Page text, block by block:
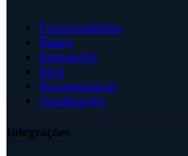
Funcionalidades
Planos
Integrações
Blog
Documentação
Atualizações
Integrações